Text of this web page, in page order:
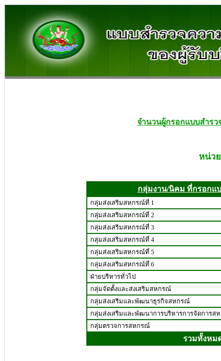
จำนวนผู้กรอกแบบสำร
หน่ว
กลุ่มงาน/นิคม ที่กรอกแ
กลุ่มส่งเสริมสหกรณ์ที่ 1
กลุ่มส่งเสริมสหกรณ์ที่ 2
กลุ่มส่งเสริมสหกรณ์ที่ 3
กลุ่มส่งเสริมสหกรณ์ที่ 4
กลุ่มส่งเสริมสหกรณ์ที่ 5
กลุ่มส่งเสริมสหกรณ์ที่ 6
ฝ่ายบริหารทั่วไป
กลุ่มจัดตั้งและส่งเสริมสหกรณ์
กลุ่มส่งเสริมและพัฒนาธุรกิจสหกรณ์
กลุ่มส่งเสริมและพัฒนาการบริหารการจัดการส
กลุ่มตรวจการสหกรณ์
รวมทั้งหม